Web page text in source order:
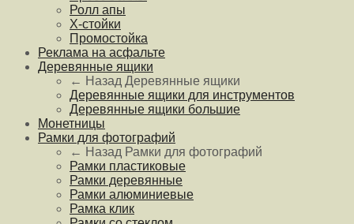
Ролл апы
Х-стойки
Промостойка
Реклама на асфальте
Деревянные ящики
← Назад Деревянные ящики
Деревянные ящики для инструментов
Деревянные ящики большие
Монетницы
Рамки для фотографий
← Назад Рамки для фотографий
Рамки пластиковые
Рамки деревянные
Рамки алюминиевые
Рамка клик